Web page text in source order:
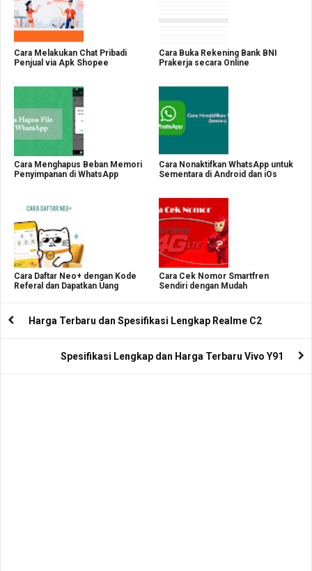
Cara Melakukan Chat Pribadi
Penjual via Apk Shopee
Cara Buka Rekening Bank BNI
Prakerja secara Online
Cara Menghapus Beban Memori
Penyimpanan di WhatsApp
Cara Nonaktifkan WhatsApp untuk
Sementara di Android dan iOs
Cara Daftar Neo+ dengan Kode
Referal dan Dapatkan Uang
Cara Cek Nomor Smartfren
Sendiri dengan Mudah
Harga Terbaru dan Spesifikasi Lengkap Realme C2
Spesifikasi Lengkap dan Harga Terbaru Vivo Y91